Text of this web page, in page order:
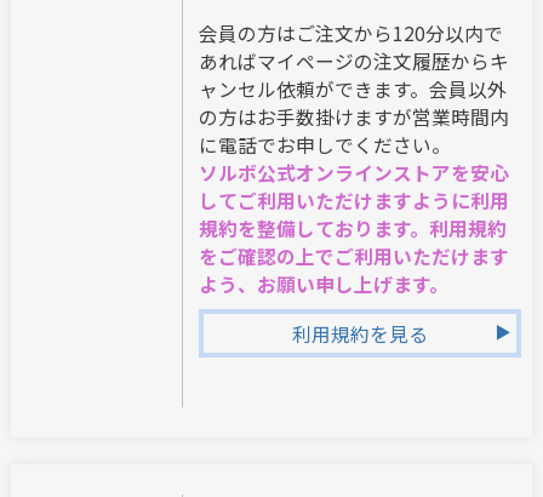
会員の方はご注文から120分以内で
あればマイページの注文履歴からキ
ャンセル依頼ができます。会員以外
の方はお手数掛けますが営業時間内
に電話でお申しでください。
ソルボ公式オンラインストアを安心
してご利用いただけますように利用
規約を整備しております。利用規約
をご確認の上でご利用いただけます
よう、お願い申し上げます。
利用規約を見る